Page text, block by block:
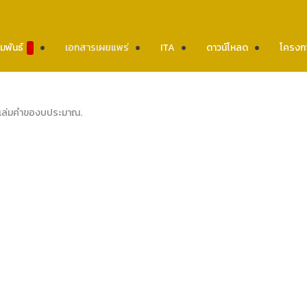
พันธ์ เอกสารเผยแพร่ ITA ดาวน์โหลด โครง
ล่มคำของบประมาณ.